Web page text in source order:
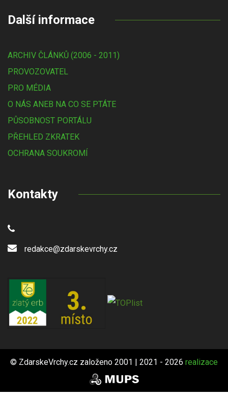
Další informace
ARCHIV ČLÁNKŮ (2006 - 2011)
PROVOZOVATEL
PRO MÉDIA
O NÁS ANEB NA CO SE PTÁTE
PŮSOBNOST PORTÁLU
PŘEHLED ZKRATEK
OCHRANA SOUKROMÍ
Kontakty
redakce@zdarskevrchy.cz
© ZdarskeVrchy.cz založeno 2001 | 2021 - 2026 realizace